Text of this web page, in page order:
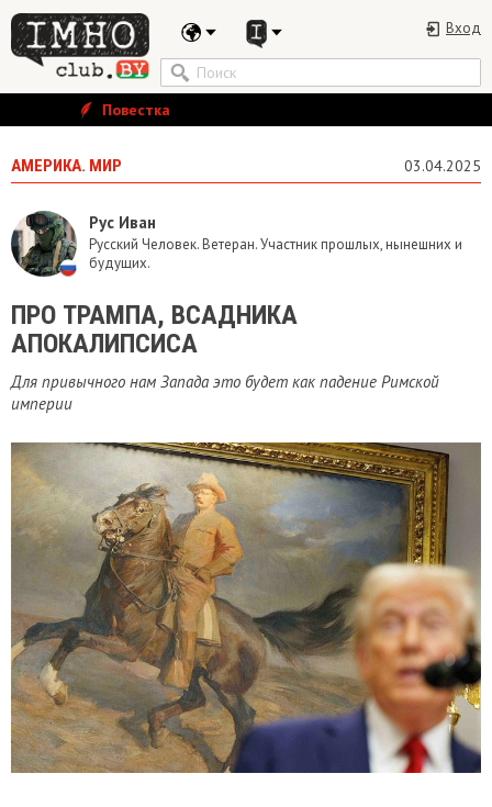
Вход
Повестка
АМЕРИКА. МИР 03.04.2025
Рус Иван
Русский Человек. Ветеран. Участник прошлых, нынешних и
будущих.
ПРО ТРАМПА, ВСАДНИКА
АПОКАЛИПСИСА
Для привычного нам Запада это будет как падение Римской
империи